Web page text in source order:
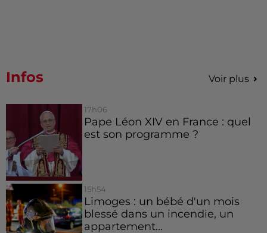
Infos Voir plus
17h06
Pape Léon XIV en France : quel
est son programme ?
15h54
Limoges : un bébé d'un mois
blessé dans un incendie, un
appartement...